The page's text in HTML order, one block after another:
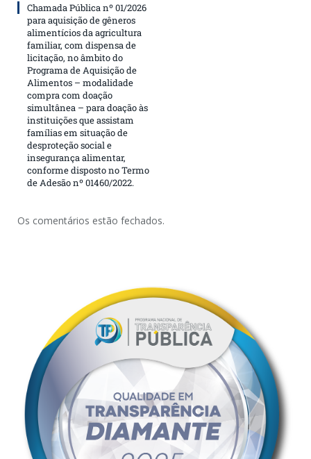
Chamada Pública nº 01/2026
para aquisição de gêneros
alimentícios da agricultura
familiar, com dispensa de
licitação, no âmbito do
Programa de Aquisição de
Alimentos – modalidade
compra com doação
simultânea – para doação às
instituições que assistam
famílias em situação de
desproteção social e
insegurança alimentar,
conforme disposto no Termo
de Adesão nº 01460/2022.
Os comentários estão fechados.